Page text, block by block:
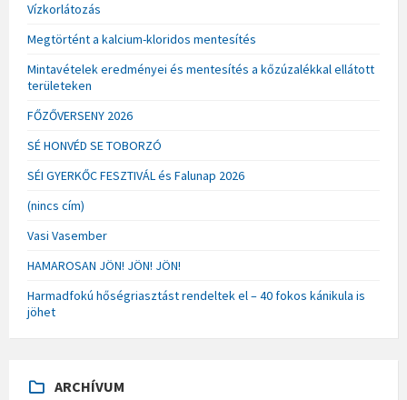
Vízkorlátozás
Megtörtént a kalcium-kloridos mentesítés
Mintavételek eredményei és mentesítés a kőzúzalékkal ellátott
területeken
FŐZŐVERSENY 2026
SÉ HONVÉD SE TOBORZÓ
SÉI GYERKŐC FESZTIVÁL és Falunap 2026
(nincs cím)
Vasi Vasember
HAMAROSAN JÖN! JÖN! JÖN!
Harmadfokú hőségriasztást rendeltek el – 40 fokos kánikula is
jöhet
ARCHÍVUM